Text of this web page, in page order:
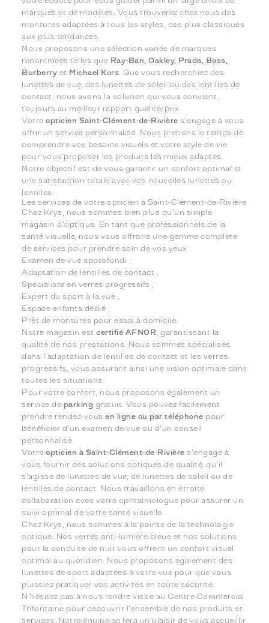
marques et de modèles. Vous trouverez chez nous des
montures adaptées à tous les styles, des plus classiques
aux plus tendances.
Nous proposons une sélection variée de marques
renommées telles que Ray-Ban, Oakley, Prada, Boss,
Burberry et Michael Kors. Que vous recherchiez des
lunettes de vue, des lunettes de soleil ou des lentilles de
contact, nous avons la solution qui vous convient,
toujours au meilleur rapport qualité/prix.
Votreopticien Saint-Clément-de-Rivière s'engage à vous
offrir un service personnalisé. Nous prenons le temps de
comprendre vos besoins visuels et votre style de vie
pour vous proposer les produits les mieux adaptés.
Notre objectif est de vous garantir un confort optimal et
une satisfaction totale avec vos nouvelles lunettes ou
lentilles.
Les services de votre opticien à Saint-Clément-de-Rivière
Chez Krys, nous sommes bien plus qu'un simple
magasin d'optique. En tant que professionnels de la
santé visuelle, nous vous offrons une gamme complète
de services pour prendre soin de vos yeux :
Examen de vue approfondi ;
Adaptation de lentilles de contact ;
Spécialiste en verres progressifs ;
Expert du sport à la vue ;
Espace enfants dédié ;
Prêt de montures pour essai à domicile.
Notre magasin estcertifié AFNOR, garantissant la
qualité de nos prestations. Nous sommes spécialisés
dans l'adaptation de lentilles de contact et les verres
progressifs, vous assurant ainsi une vision optimale dans
toutes les situations.
Pour votre confort, nous proposons également un
service de parking gratuit. Vous pouvez facilement
prendre rendez-vousen ligne ou par téléphone pour
bénéficier d'un examen de vue ou d'un conseil
personnalisé.
Votreopticien à Saint-Clément-de-Rivière s'engage à
vous fournir des solutions optiques de qualité, qu'il
s'agisse de lunettes de vue, de lunettes de soleil ou de
lentilles de contact. Nous travaillons en étroite
collaboration avec votre ophtalmologue pour assurer un
suivi optimal de votre santé visuelle.
Chez Krys, nous sommes à la pointe de la technologie
optique. Nos verres anti-lumière bleue et nos solutions
pour la conduite de nuit vous offrent un confort visuel
optimal au quotidien. Nous proposons également des
lunettes de sport adaptées à votre vue pour que vous
puissiez pratiquer vos activités en toute sécurité.
N'hésitez pas à nous rendre visite au Centre Commercial
Trifontaine pour découvrir l'ensemble de nos produits et
services. Notre équipe se fera un plaisir de vous accueillir